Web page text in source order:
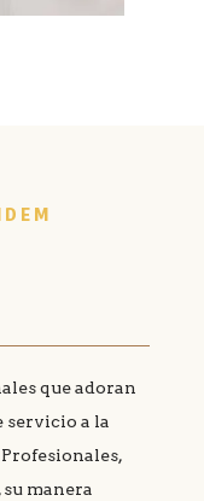
que adoran
servicio a la
manera